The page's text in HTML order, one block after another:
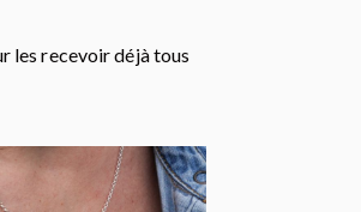
les recevoir déjà tous